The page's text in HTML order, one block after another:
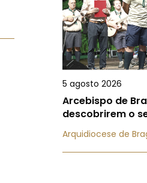
5 agosto 2026
Arcebispo de
descobrirem o
Arquidiocese de